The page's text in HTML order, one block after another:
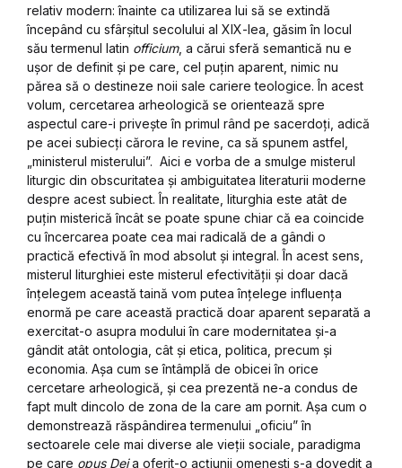
relativ modern: înainte ca utilizarea lui să se extindă
începând cu sfârșitul secolului al XIX-lea, găsim în locul
său termenul latin officium, a cărui sferă semantică nu e
ușor de definit și pe care, cel puțin aparent, nimic nu
părea să o destineze noii sale cariere teologice. În acest
volum, cercetarea arheologică se orientează spre
aspectul care-i privește în primul rând pe sacerdoți, adică
pe acei subiecți cărora le revine, ca să spunem astfel,
„ministerul misterului”. Aici e vorba de a smulge misterul
liturgic din obscuritatea și ambiguitatea literaturii moderne
despre acest subiect. În realitate, liturghia este atât de
puțin misterică încât se poate spune chiar că ea coincide
cu încercarea poate cea mai radicală de a gândi o
practică efectivă în mod absolut și integral. În acest sens,
misterul liturghiei este misterul efectivității și doar dacă
înțelegem această taină vom putea înțelege influența
enormă pe care această practică doar aparent separată a
exercitat-o asupra modului în care modernitatea și-a
gândit atât ontologia, cât și etica, politica, precum și
economia. Așa cum se întâmplă de obicei în orice
cercetare arheologică, și cea prezentă ne-a condus de
fapt mult dincolo de zona de la care am pornit. Așa cum o
demonstrează răspândirea termenului „oficiu” în
sectoarele cele mai diverse ale vieții sociale, paradigma
pe care opus Deia oferit-o acțiunii omenești s-a dovedit a